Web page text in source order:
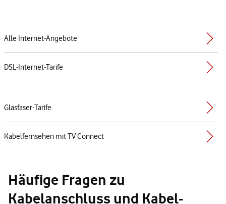
Alle Internet-Angebote
DSL-Internet-Tarife
Glasfaser-Tarife
Kabelfernsehen mit TV Connect
Häufige Fragen zu
Kabelanschluss und Kabel-